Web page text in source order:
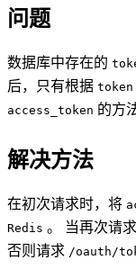
问题
数据库中存在的
后，只有根据 token
access_token 的方
解决方法
在初次请求时，将
Redis 。 当再次请
否则请求 /oauth/